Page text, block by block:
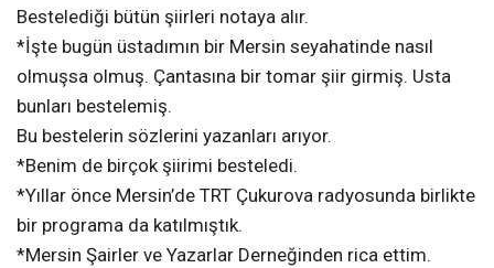
Bestelediği bütün şiirleri notaya alır.
*İşte bugün üstadımın bir Mersin seyahatinde nasıl
olmuşsa olmuş. Çantasına bir tomar şiir girmiş. Usta
bunları bestelemiş.
Bu bestelerin sözlerini yazanları arıyor.
*Benim de birçok şiirimi besteledi.
*Yıllar önce Mersin’de TRT Çukurova radyosunda birlikte
bir programa da katılmıştık.
*Mersin Şairler ve Yazarlar Derneğinden rica ettim.